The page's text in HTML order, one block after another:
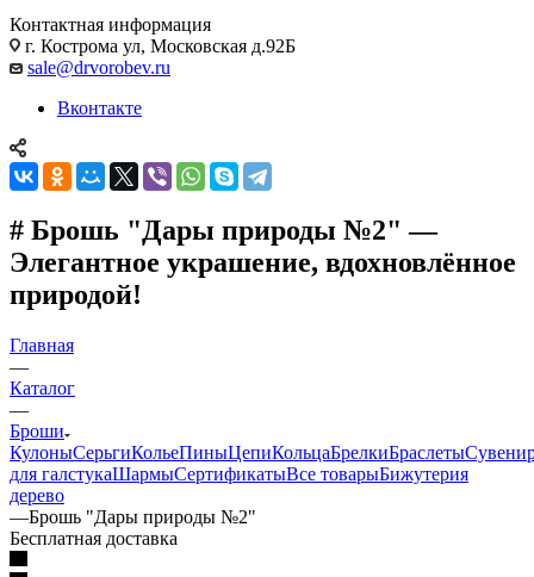
Контактная информация
г. Кострома ул, Московская д.92Б
sale@drvorobev.ru
Вконтакте
# Брошь "Дары природы №2" —
Элегантное украшение, вдохновлённое
природой!
Главная
—
Каталог
—
Броши
КулоныСерьгиКольеПиныЦепиКольцаБрелкиБраслеты
для галстукаШармыСертификатыВсе товарыБижутерия
дерево
—Брошь "Дары природы №2"
Бесплатная доставка